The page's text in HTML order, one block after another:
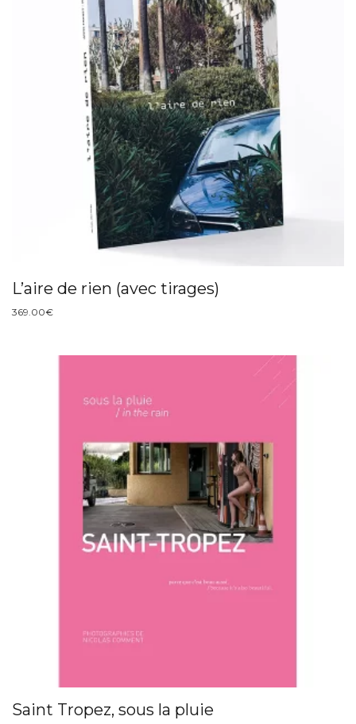
L’aire de rien (avec tirages)
369.00€
Saint Tropez, sous la pluie